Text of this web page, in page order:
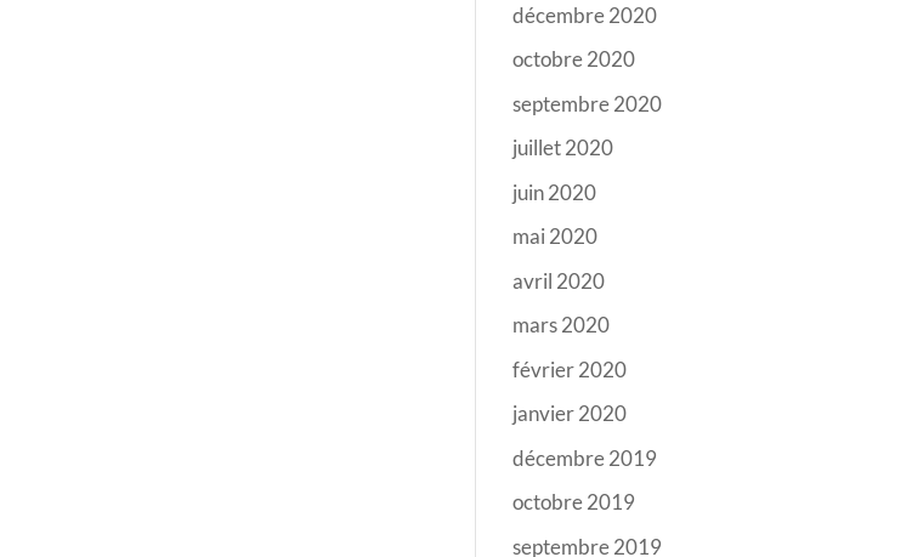
décembre 2020
octobre 2020
septembre 2020
juillet 2020
juin 2020
mai 2020
avril 2020
mars 2020
février 2020
janvier 2020
décembre 2019
octobre 2019
septembre 2019